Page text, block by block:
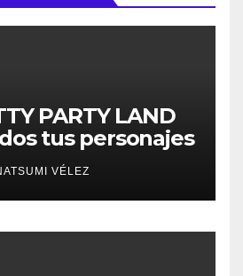
PARTY LAND
tus personajes
un solo lugar; ya
las
VÉLEZ